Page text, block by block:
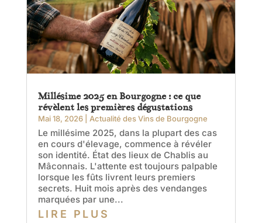
Millésime 2025 en Bourgogne : ce que
révèlent les premières dégustations
Mai 18, 2026| Actualité des Vins de Bourgogne
Le millésime 2025, dans la plupart des cas
en cours d'élevage, commence à révéler
son identité. État des lieux de Chablis au
Mâconnais. L'attente est toujours palpable
lorsque les fûts livrent leurs premiers
secrets. Huit mois après des vendanges
marquées par une...
LIRE PLUS